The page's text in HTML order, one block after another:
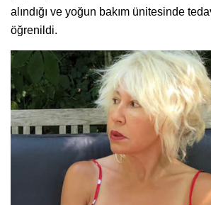
alındığı ve yoğun bakım ünitesinde
öğrenildi.